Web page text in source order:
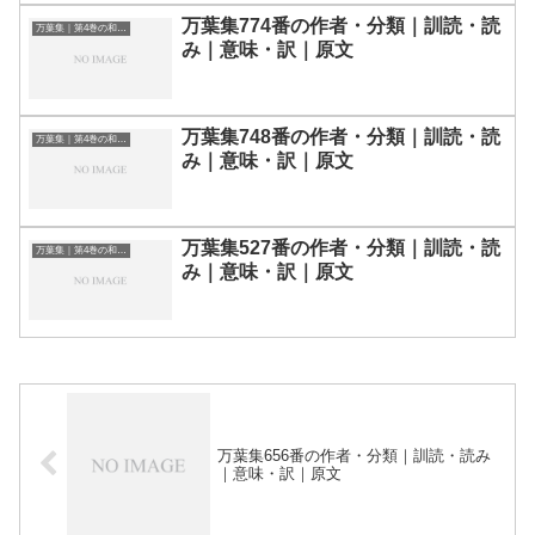
万葉集｜第4巻の和歌一覧
万葉集774番の作者・分類｜訓読・読
み｜意味・訳｜原文
万葉集｜第4巻の和歌一覧
万葉集748番の作者・分類｜訓読・読
み｜意味・訳｜原文
万葉集527番の作者・分類｜訓読・読
み｜意味・訳｜原文
万葉集656番の作者・分類｜訓読・読み
｜意味・訳｜原文